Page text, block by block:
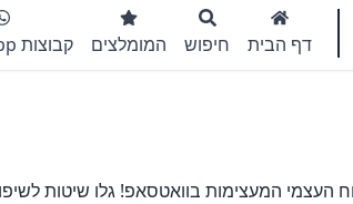
דף הבית חיפוש המומלצים קבוצות WhatsApp
העצמי המעצימות בוואטסאפ! גלו שיטות